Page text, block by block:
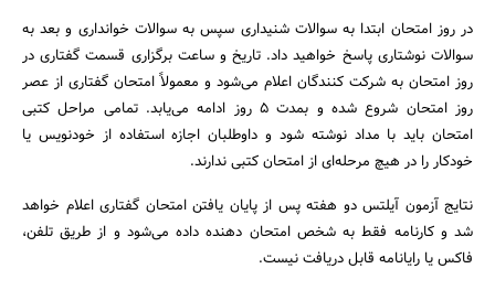
در روز امتحان ابتدا به سوالات شنیداری سپس به سوالات خوانداری و بعد به
سوالات نوشتاری پاسخ خواهید داد. تاریخ و ساعت برگزاری قسمت گفتاری در
روز امتحان به شرکت کنندگان اعلام می‌شود و معمولاً امتحان گفتاری از عصر
روز امتحان شروع شده و بمدت ۵ روز ادامه می‌یابد. تمامی مراحل کتبی
امتحان باید با مداد نوشته شود و داوطلبان اجازه استفاده از خودنویس یا
خودکار را در هیچ مرحله‌ای از امتحان کتبی ندارند.
نتایج آزمون آیلتس دو هفته پس از پایان یافتن امتحان گفتاری اعلام خواهد
شد و کارنامه فقط به شخص امتحان دهنده داده می‌شود و از طریق تلفن،
فاکس یا رایانامه قابل دریافت نیست.